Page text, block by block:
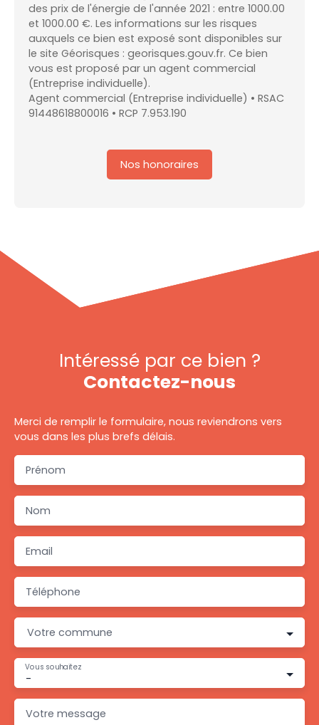
des prix de l'énergie de l'année 2021 : entre 1000.00
et 1000.00 €. Les informations sur les risques
auxquels ce bien est exposé sont disponibles sur
le site Géorisques : georisques.gouv.fr. Ce bien
vous est proposé par un agent commercial
(Entreprise individuelle).
Agent commercial (Entreprise individuelle) • RSAC
91448618800016 • RCP 7.953.190
Nos honoraires
Intéressé par ce bien ?
Contactez-nous
Merci de remplir le formulaire, nous reviendrons vers
vous dans les plus brefs délais.
Prénom
Nom
Email
Téléphone
Votre commune
-
Vous souhaitez
Votre message